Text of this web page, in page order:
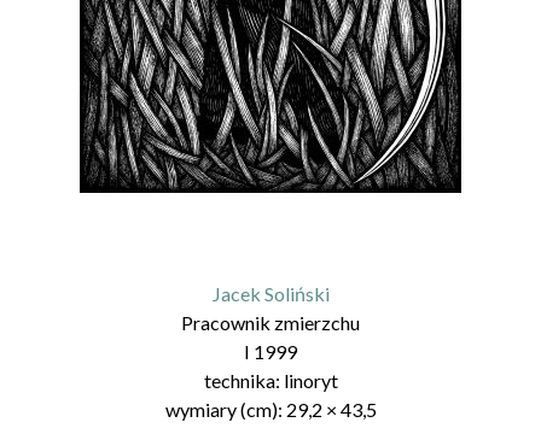
Jacek Soliński
Pracownik zmierzchu
I 1999
technika: linoryt
wymiary (cm): 29,2 × 43,5